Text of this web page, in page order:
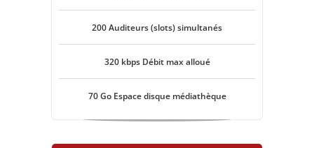
200 Auditeurs (slots) simultanés
320 kbps Débit max alloué
70 Go Espace disque médiathèque